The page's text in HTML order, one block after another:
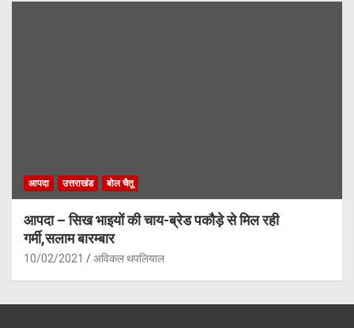
आपदा उत्तराखंड बोल चैतू
आपदा – सिख भाइयों की चाय-ब्रेड पकौड़े से मिल रही
गर्मी,सलाम बारम्बार
10/02/2021 अविकल थपलियाल